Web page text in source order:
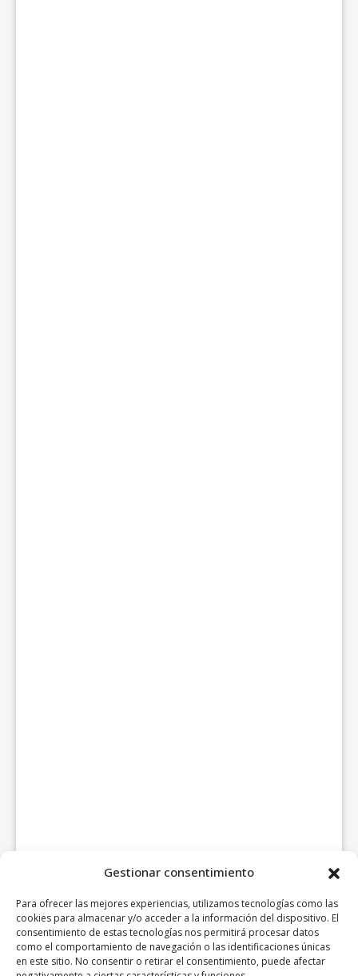
Gestionar consentimiento
Para ofrecer las mejores experiencias, utilizamos tecnologías como las
cookies para almacenar y/o acceder a la información del dispositivo. El
consentimiento de estas tecnologías nos permitirá procesar datos
como el comportamiento de navegación o las identificaciones únicas
en este sitio. No consentir o retirar el consentimiento, puede afectar